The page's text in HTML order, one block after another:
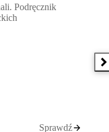
Podręcznik
Sprawdź